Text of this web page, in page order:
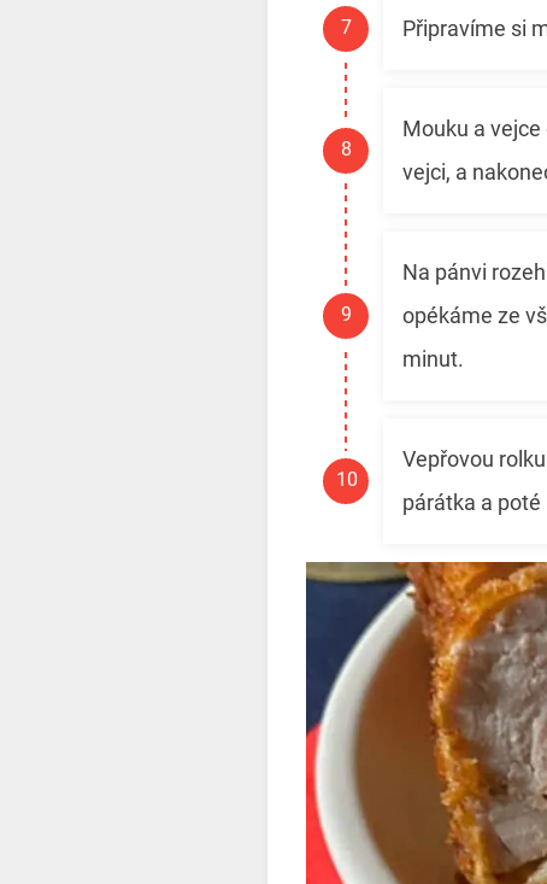
Připravíme si
Mouku a
vejci, a
Na pánvi
opékáme ze
minut.
Vepřovou
párátka a